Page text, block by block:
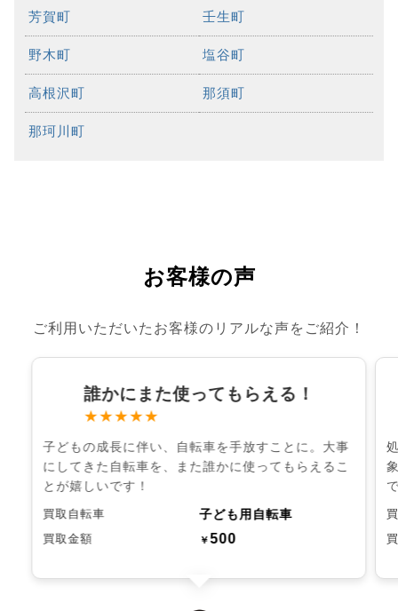
芳賀町 壬生町
野木町 塩谷町
高根沢町 那須町
那珂川町
お客様の声
ご利用いただいたお客様のリアルな声をご紹介！
誰かにまた使ってもらえる！
★★★★★
子どもの成長に伴い、自転車を手放すことに。大事
にしてきた自転車を、また誰かに使ってもらえるこ
とが嬉しいです！
買取自転車 子ども用自転車
買取金額 ￥500